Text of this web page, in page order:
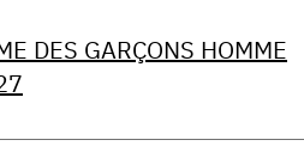
DES GARÇONS HOMME